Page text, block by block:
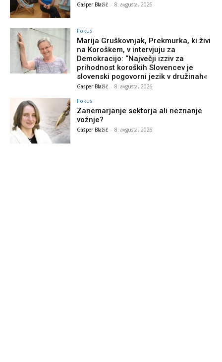
Gašper Blažič - 8. avgusta, 2026
Fokus
Marija Gruškovnjak, Prekmurka, ki živi
na Koroškem, v intervjuju za
Demokracijo: “Največji izziv za
prihodnost koroških Slovencev je
slovenski pogovorni jezik v družinah«
Gašper Blažič - 8. avgusta, 2026
Fokus
Zanemarjanje sektorja ali neznanje
vožnje?
Gašper Blažič - 8. avgusta, 2026